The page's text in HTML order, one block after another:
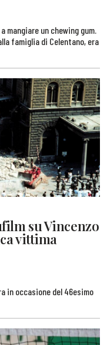
un chewing gum.
famiglia di Celentano, era
su Vincenzo
vittima
in occasione del 46esimo